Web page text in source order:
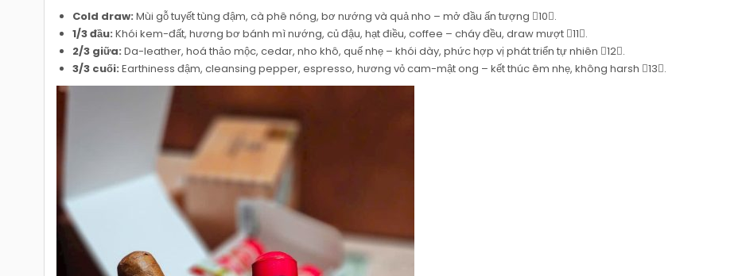
Cold draw: Mùi gỗ tuyết tùng đậm, cà phê nóng, bơ nướng và quả nho – mở đầu ấn tượng 10.
1/3 đầu: Khói kem-đất, hương bơ bánh mì nướng, củ đậu, hạt điều, coffee – cháy đều, draw mượt 11.
2/3 giữa: Da-leather, hoá thảo mộc, cedar, nho khô, quế nhẹ – khói dày, phức hợp vị phát triển tự nhiên 12.
3/3 cuối: Earthiness đậm, cleansing pepper, espresso, hương vỏ cam-mật ong – kết thúc êm nhẹ, không harsh 13.